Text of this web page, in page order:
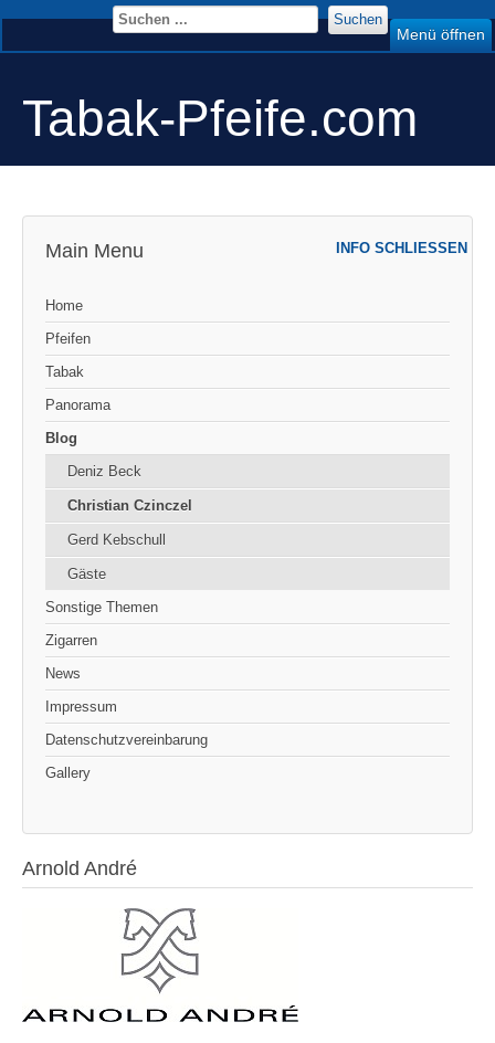
Tabak-Pfeife.com
Suchen
Menü öffnen
Main Menu
Home
Pfeifen
Tabak
Panorama
Blog
Deniz Beck
Christian Czinczel
Gerd Kebschull
Gäste
Sonstige Themen
Zigarren
News
Impressum
Datenschutzvereinbarung
Gallery
Arnold André
INFO SCHLIESSEN